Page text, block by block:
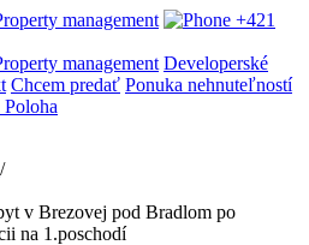
management
+421
management Developerské
Chcem predať Ponuka nehnuteľností
Poloha
/
v Brezovej pod Bradlom po
na 1.poschodí